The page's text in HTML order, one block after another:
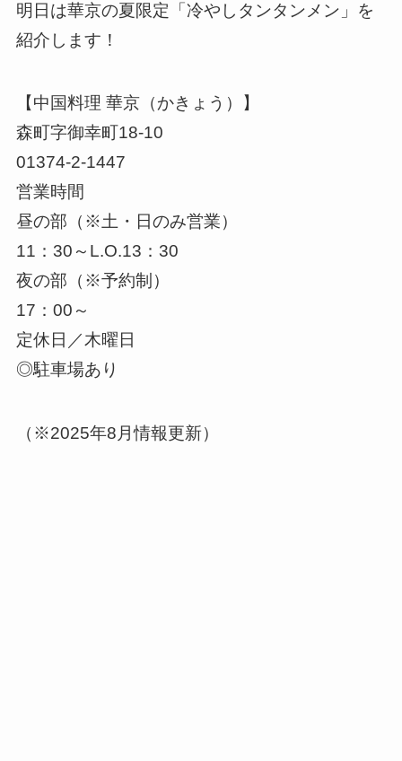
明日は華京の夏限定「冷やしタンタンメン」を
紹介します！
【中国料理 華京（かきょう）】
森町字御幸町18-10
01374-2-1447
営業時間
昼の部（※土・日のみ営業）
11：30～L.O.13：30
夜の部（※予約制）
17：00～
定休日／木曜日
◎駐車場あり
（※2025年8月情報更新）